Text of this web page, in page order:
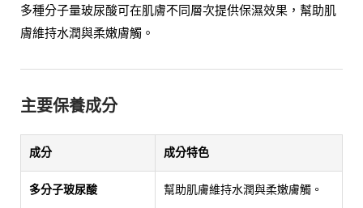
多種分子量玻尿酸可在肌膚不同層次提供保濕效果，幫助肌
膚維持水潤與柔嫩膚觸。
主要保養成分
成分 成分特色
多分子玻尿酸 幫助肌膚維持水潤與柔嫩膚觸。